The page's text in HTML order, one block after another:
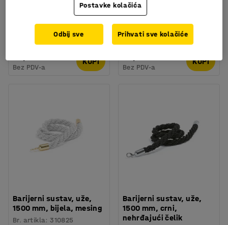
Barijerni sustav, uže,
1500 mm, crvena,
mesing
310826
Bez PDV-a
KUPI
Barijerni sustav, uže,
1500 mm, crna, mjed
Bez PDV-a
KUPI
Barijerni sustav, uže,
1500 mm, bijela, mesing
Br. artikla:310825
Barijerni sustav, uže,
1500 mm, crni,
nehrđajući čelik
Postavke kolačića
Odbij sve Prihvati sve kolačiće